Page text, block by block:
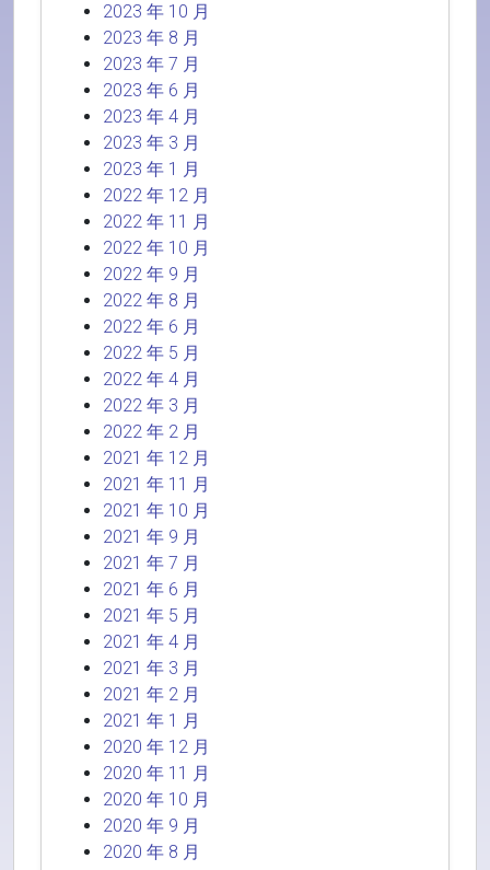
2023 年 10 月
2023 年 8 月
2023 年 7 月
2023 年 6 月
2023 年 4 月
2023 年 3 月
2023 年 1 月
2022 年 12 月
2022 年 11 月
2022 年 10 月
2022 年 9 月
2022 年 8 月
2022 年 6 月
2022 年 5 月
2022 年 4 月
2022 年 3 月
2022 年 2 月
2021 年 12 月
2021 年 11 月
2021 年 10 月
2021 年 9 月
2021 年 7 月
2021 年 6 月
2021 年 5 月
2021 年 4 月
2021 年 3 月
2021 年 2 月
2021 年 1 月
2020 年 12 月
2020 年 11 月
2020 年 10 月
2020 年 9 月
2020 年 8 月